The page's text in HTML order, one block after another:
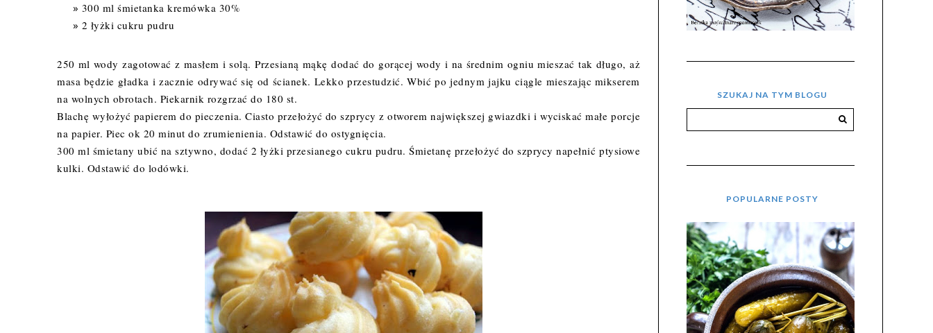
300 ml śmietanka kremówka 30%
2 łyżki cukru pudru
250 ml wody zagotować z masłem i solą. Przesianą mąkę dodać do gorącej wody i na średnim ogniu mieszać tak długo, aż
masa będzie gładka i zacznie odrywać się od ścianek. Lekko przestudzić. Wbić po jednym jajku ciągle mieszając mikserem
na wolnych obrotach. Piekarnik rozgrzać do 180 st.
Blachę wyłożyć papierem do pieczenia. Ciasto przełożyć do szprycy z otworem największej gwiazdki i wyciskać małe porcje
na papier. Piec ok 20 minut do zrumienienia. Odstawić do ostygnięcia.
300 ml śmietany ubić na sztywno, dodać 2 łyżki przesianego cukru pudru. Śmietanę przełożyć do szprycy napełnić ptysiowe
kulki. Odstawić do lodówki.
SZUKAJ NA TYM BLOGU
POPULARNE POSTY